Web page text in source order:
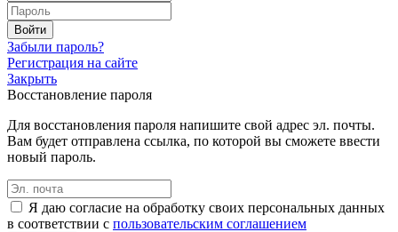
Забыли пароль?
Регистрация на сайте
Закрыть
Восстановление пароля
Для восстановления пароля напишите свой адрес эл. почты.
Вам будет отправлена ссылка, по которой вы сможете ввести
новый пароль.
Я даю согласие на обработку своих персональных данных
в соответствии с пользовательским соглашением